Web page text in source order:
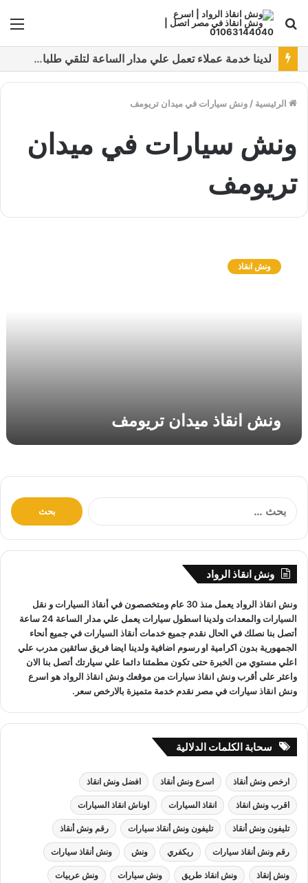
بحث
عن
نقدم خدمات متعددة لدفع خدمة ونش انقاذ سيارات باستخدام طرق دفع متعددة كما نتميز بتقديم أرخص سعر و أعلي جوده
الرئيسية / ونش سيارات في ميدان تريومف
ونش سيارات في ميدان
تريومف
ت
و
ف
ونش انقاذ
ونش انقاذ ميدان تريومف
:
ونش انقاذ الرواد
ونش انقاذ الرواد يعمل منذ 30 عام ومتخصصون في أنقاذ السياراتو نقل
السيارات
والمعدات ولدينا اسطول سيارات يعمل علي مدار الساعة 24 ساعة
أتصل بنا نصلك في الحال نقدم جميع خدماتأنقاذ السياراتفي جميع أنحاء
الجمهورية بدون اكرامية او رسوم اضافية ولدينا ايضا فريق سائقين مدرب علي
اعلي مستوي من الخبرة حتى تكون مطمئنا دائما علي سيارتك أتصل بنا الان
واعثر علىأقرب ونش انقاذ سياراتمن موقعك ونش انقاذ الرواد هو اسرع
ونش انقاذ سياراتفي مصر نقدم خدمة متميزة بالارخص سعر.
سحابة الكلمات الدلالية
ارخص ونش أنقاذ اسرع ونش أنقاذ افضل ونش انقاذ
اقرب ونش انقاذ انقاذ السيارات اوناش انقاذ السيارات
تليفون ونش أنقاذ تليفون ونش أنقاذ سيارات رقم ونش أنقاذ
رقم ونش أنقاذ سيارات ريكفري ونش ونش أنقاذ سيارات
ونش إنقاذ ونش انقاذ طريق ونش سيارات ونش عربيات